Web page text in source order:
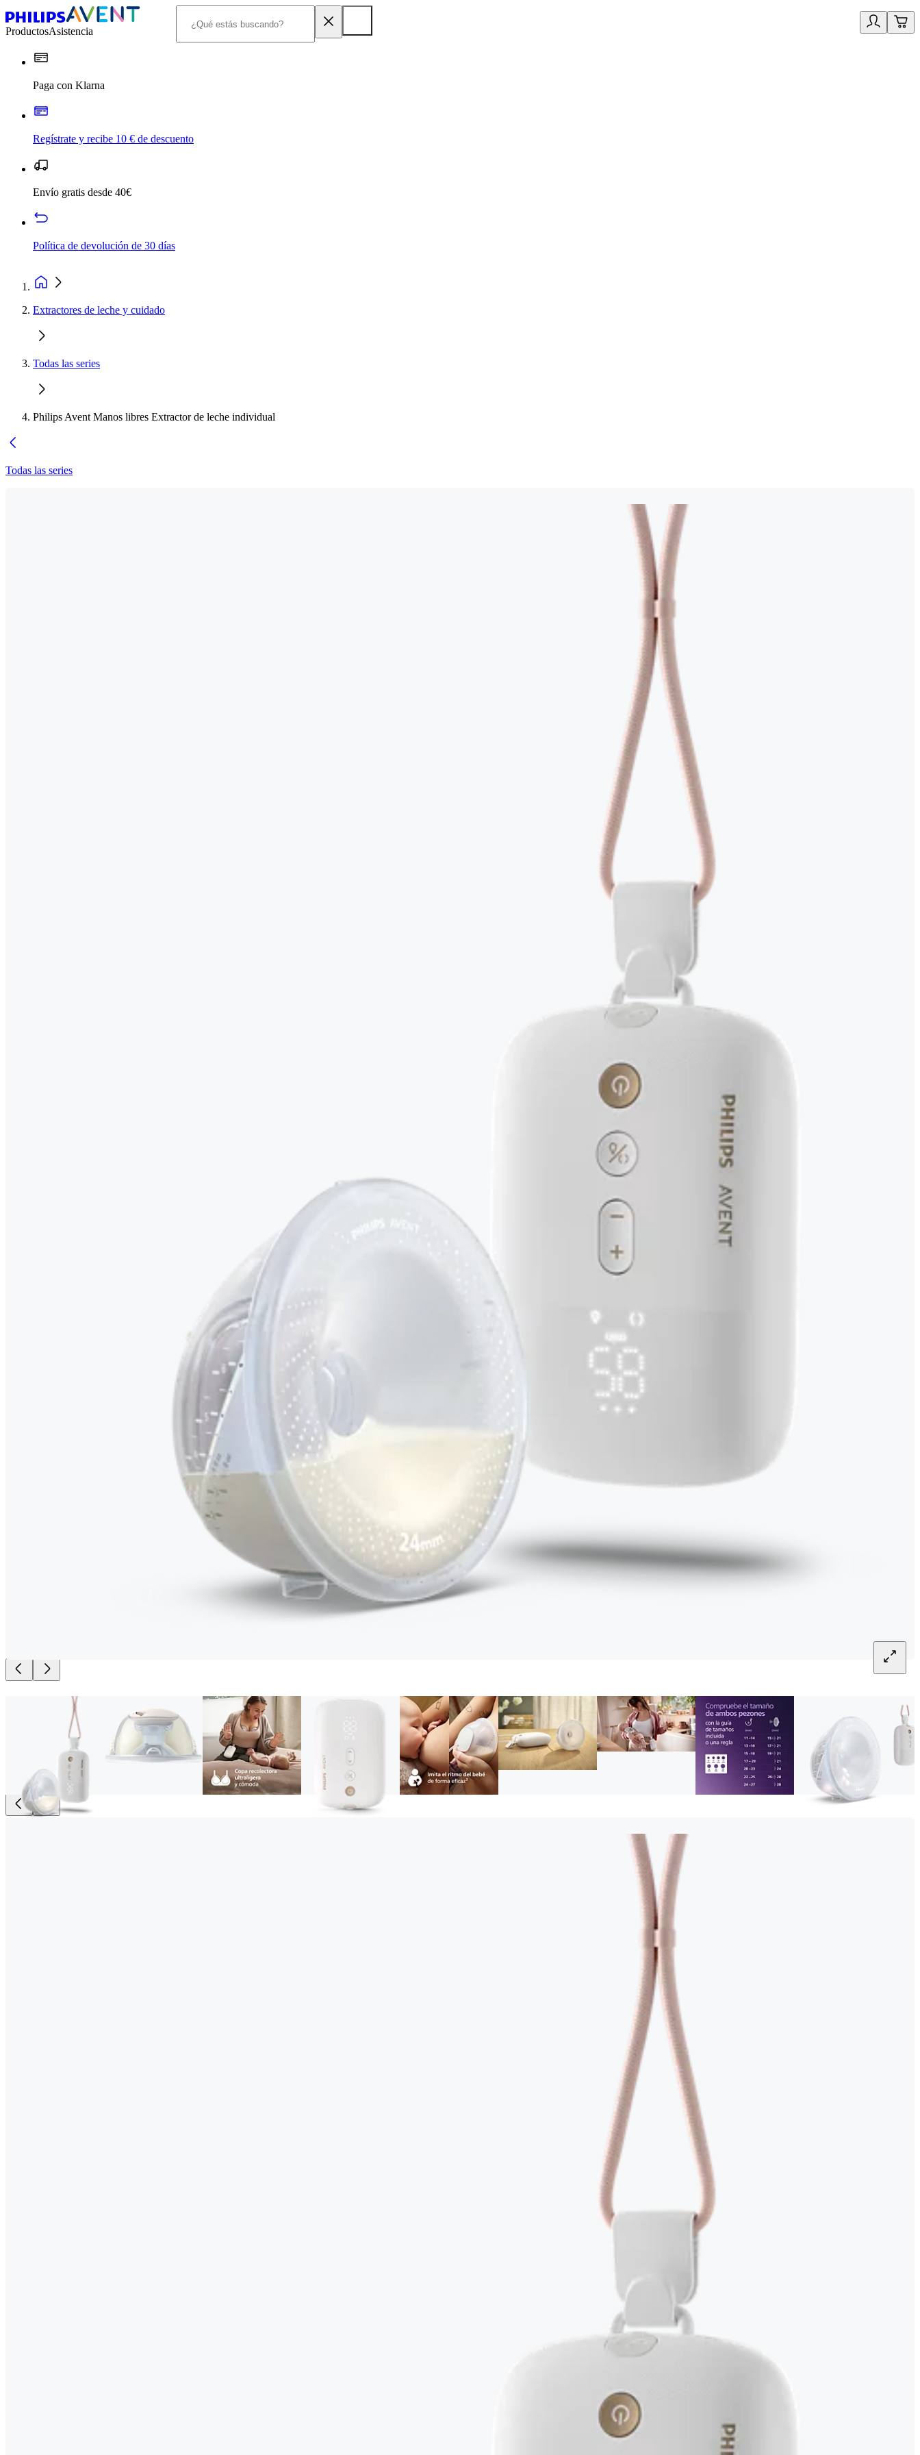
ProductosAsistencia
Paga con Klarna
Regístrate y recibe 10 € de descuento
Envío gratis desde 40€
Política de devolución de 30 días
Extractores de leche y cuidado
Todas las series
Philips Avent Manos libres Extractor de leche individual
Todas las series